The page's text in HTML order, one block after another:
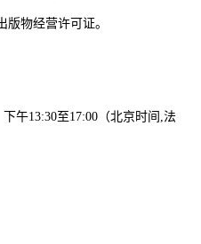
版物经营许可证。
午13:30至17:00（北京时间,法